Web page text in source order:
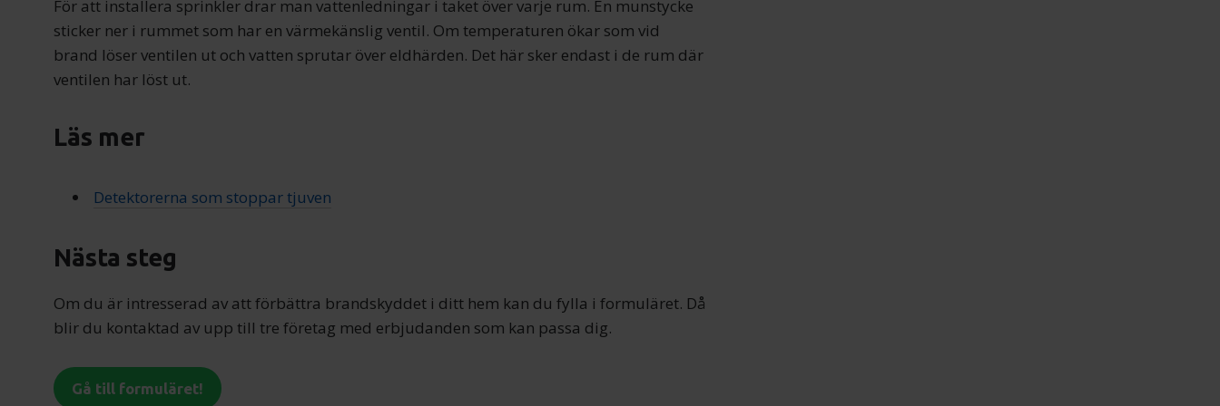
För att installera sprinkler drar man vattenledningar i taket över varje rum. En munstycke
sticker ner i rummet som har en värmekänslig ventil. Om temperaturen ökar som vid
brand löser ventilen ut och vatten sprutar över eldhärden. Det här sker endast i de rum där
ventilen har löst ut.
Läs mer
Detektorerna som stoppar tjuven
Nästa steg
Om du är intresserad av att förbättra brandskyddet i ditt hem kan du fylla i formuläret. Då
blir du kontaktad av upp till tre företag med erbjudanden som kan passa dig.
Gå till formuläret!